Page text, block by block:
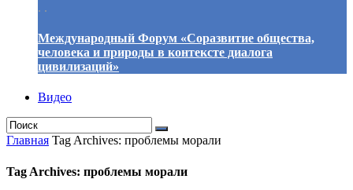
. .
Международный Форум «Соразвитие общества,
человека и природы в контексте диалога
цивилизаций»
Видео
Главная Tag Archives: проблемы морали
Tag Archives: проблемы морали